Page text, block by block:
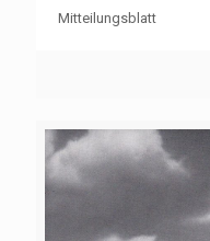
Mitteilungsblatt